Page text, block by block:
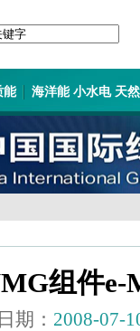
能 海洋能 小水电 天
组件e-
期： 2008-07-